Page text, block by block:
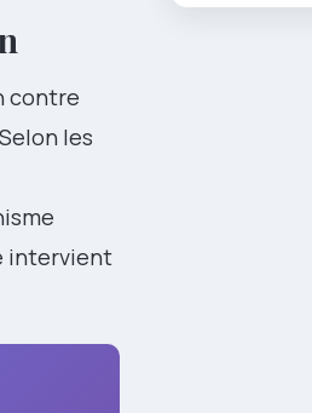
contre
les
intervient